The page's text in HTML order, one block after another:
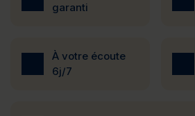
garanti
À votre écoute
6j/7